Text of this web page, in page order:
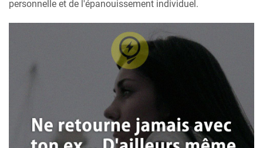
personnelle et de l'épanouissement individuel.